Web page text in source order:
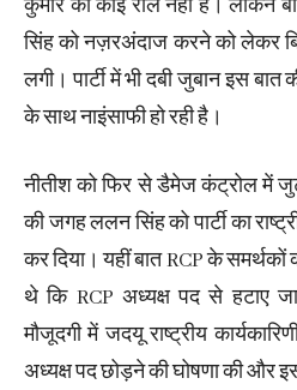
कुमार को कोई रोल नहीं है। लेकिन
सिंह को नज़रअंदाज करने को लेकर
लगी। पार्टी में भी दबी जुबान इस बात
के साथ नाइंसाफी हो रही है।
नीतीश को फिर से डैमेज कंट्रोल में
की जगह ललन सिंह को पार्टी का
कर दिया। यहीं बात RCP के
थे कि RCP अध्यक्ष पद से हटाए
मौजूदगी में जदयू राष्ट्रीय
अध्यक्ष पद छोड़ने की घोषणा की और